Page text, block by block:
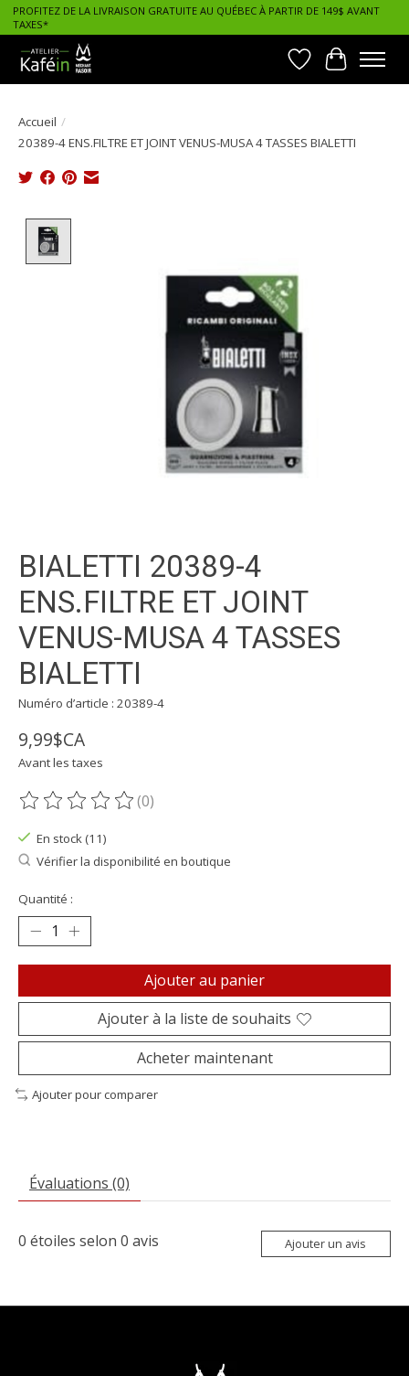
PROFITEZ DE LA LIVRAISON GRATUITE AU QUÉBEC À PARTIR DE 149$ AVANT
TAXES*
Liste dePanier
Accueil /
20389-4 ENS.FILTRE ET JOINT VENUS-MUSA 4 TASSES BIALETTI
BIALETTI 20389-4
ENS.FILTRE ET JOINT
VENUS-MUSA 4 TASSES
BIALETTI
Numéro d’article : 20389-4
9,99$CA
Avant les taxes
Ce produit est évalué à
(0)
En stock (11)
Vérifier la disponibilité en boutique
Quantité :
Ajouter au panier
Ajouter à la liste de souhaits
Acheter maintenant
Ajouter pour comparer
Évaluations (0)
0 étoiles selon 0 avis Ajouter un avis